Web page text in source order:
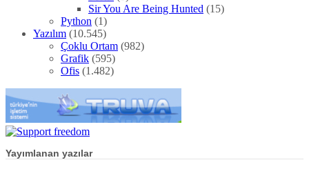
Sir You Are Being Hunted (15)
Python (1)
Yazılım (10.545)
Çoklu Ortam (982)
Grafik (595)
Ofis (1.482)
Yayımlanan yazılar